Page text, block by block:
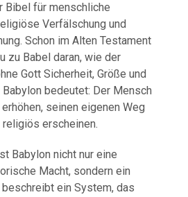
Bibel für menschliche
Verfälschung und
Schon im Alten Testament
zu Babel daran, wie der
Gott Sicherheit, Größe und
Babylon bedeutet: Der Mensch
seinen eigenen Weg
religiös erscheinen.
Babylon nicht nur eine
Macht, sondern ein
ein System, das